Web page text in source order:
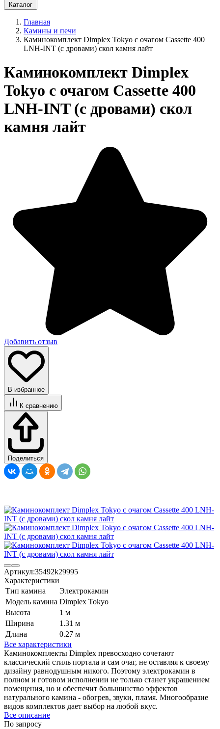
Каталог
Главная
Камины и печи
Каминокомплект Dimplex Tokyo с очагом Cassette 400
LNH-INT (с дровами) скол камня лайт
Каминокомплект Dimplex
Tokyo с очагом Cassette 400
LNH-INT (с дровами) скол
камня лайт
Добавить отзыв
В избранное
К сравнению
Поделиться
Артикул:35492k29995
Характеристики
Тип камина
Электрокамин
Модель камина Dimplex Tokyo
Высота
1 м
Ширина
1.31 м
Длина
0.27 м
Все характеристики
Каминокомплекты Dimplex превосходно сочетают
классический стиль портала и сам очаг, не оставляя к своему
дизайну равнодушным никого. Поэтому электрокамин в
полном и готовом исполнении не только станет украшением
помещения, но и обеспечит большинство эффектов
натурального камина - обогрев, звуки, пламя. Многообразие
видов комплектов дает выбор на любой вкус.
Все описание
По запросу